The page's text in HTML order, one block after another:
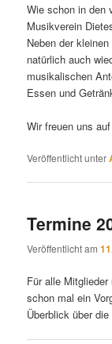
Wie schon in den
Musikverein
Neben der
natürlich auch
musikalischen
Essen und
Wir freuen uns
Veröffentlicht unter
Termine
Veröffentlicht am
Für alle
schon mal ein
Überblick über